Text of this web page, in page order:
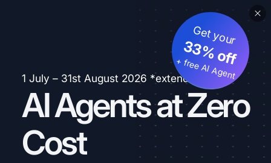
1 July – 31st August 2026 *extended
AI Agents at Zero
Cost
Get your
33% off
+ free AI Agent